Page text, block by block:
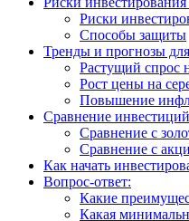
Риски
Способы защиты
Тренды и прогнозы
Растущий спрос
Рост цены на
Повышение
Сравнение
Сравнение с
Сравнение с
Как начать
Вопрос-ответ:
Какие
Какая